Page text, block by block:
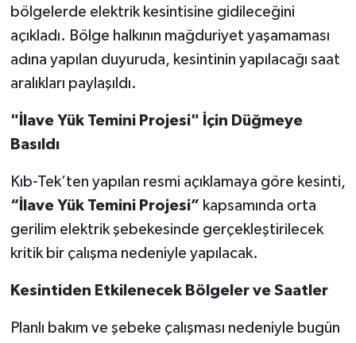
bölgelerde elektrik kesintisine gidileceğini
açıkladı. Bölge halkının mağduriyet yaşamaması
adına yapılan duyuruda, kesintinin yapılacağı saat
aralıkları paylaşıldı.
"İlave Yük Temini Projesi" İçin Düğmeye
Basıldı
Kıb-Tek’ten yapılan resmi açıklamaya göre kesinti,
“İlave Yük Temini Projesi” kapsamında orta
gerilim elektrik şebekesinde gerçekleştirilecek
kritik bir çalışma nedeniyle yapılacak.
Kesintiden Etkilenecek Bölgeler ve Saatler
Planlı bakım ve şebeke çalışması nedeniyle bugün